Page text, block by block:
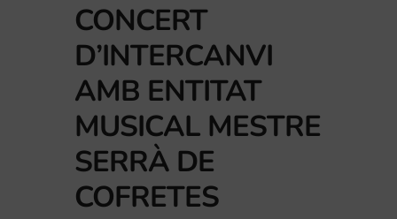
CONCERT
D’INTERCANVI
AMB ENTITAT
MUSICAL MESTRE
SERRÀ DE
COFRETES